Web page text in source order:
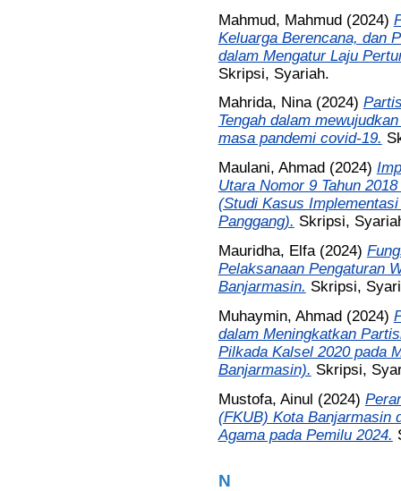
Mahmud, Mahmud(2024)
Keluarga Berencana, dan
dalam Mengatur Laju
Skripsi, Syariah.
Mahrida, Nina(2024)
Tengah dalam
masa pandemi covid-19.
Maulani, Ahmad (2024)
Utara Nomor 9 Tahun
(Studi Kasus
Panggang). Skripsi,
Mauridha, Elfa(2024)
Pelaksanaan Pengaturan
Banjarmasin. Skripsi,
Muhaymin, Ahmad(2024)
dalam Meningkatkan
Pilkada Kalsel 2020 pada
Banjarmasin). Skripsi,
Mustofa, Ainul (2024)
(FKUB) Kota Banjarmasin
Agama pada Pemilu 2024.
N